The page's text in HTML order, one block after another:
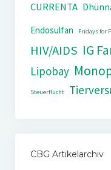
CURRENTA
Endosulfan
Fridays for
HIV/AIDS IG
Lipobay
Steuerflucht
CBG Artikelarchiv